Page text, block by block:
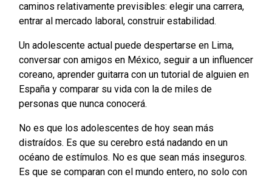
caminos relativamente previsibles: elegir una carrera,
entrar al mercado laboral, construir estabilidad.
Un adolescente actual puede despertarse en Lima,
conversar con amigos en México, seguir a un influencer
coreano, aprender guitarra con un tutorial de alguien en
España y comparar su vida con la de miles de
personas que nunca conocerá.
No es que los adolescentes de hoy sean más
distraídos. Es que su cerebro está nadando en un
océano de estímulos. No es que sean más inseguros.
Es que se comparan con el mundo entero, no solo con